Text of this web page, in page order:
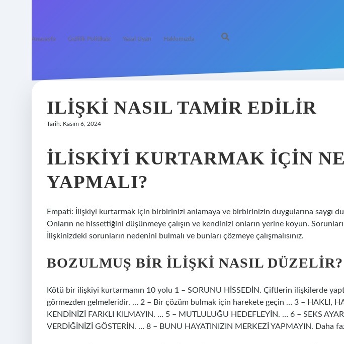
Anasayfa Gizlilik Politikası Yasal Uyarı Hakkımızda
ILIŞKI NASIL TAMIR EDILIR
Tarih: Kasım 6, 2024
İLISKIYI KURTARMAK IÇIN NE
YAPMALI?
Empati: İlişkiyi kurtarmak için birbirinizi anlamaya ve birbirinizin duygularına saygı
Onların ne hissettiğini düşünmeye çalışın ve kendinizi onların yerine koyun.
İlişkinizdeki sorunların nedenini bulmalı ve bunları çözmeye çalışmalısınız.
BOZULMUŞ BIR ILIŞKI NASIL DÜZELIR?
Kötü bir ilişkiyi kurtarmanın 10 yolu 1 – SORUNU HİSSEDİN. Çiftlerin ilişkilerde
görmezden gelmeleridir. … 2 – Bir çözüm bulmak için harekete geçin … 3 – HAKLI,
KENDİNİZİ FARKLI KILMAYIN. … 5 – MUTLULUĞU HEDEFLEYİN. … 6 – SEKS
VERDİĞİNİZİ GÖSTERİN. … 8 – BUNU HAYATINIZIN MERKEZİ YAPMAYIN. Daha